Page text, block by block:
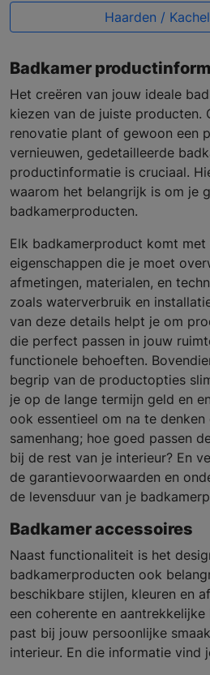
Haarden /
Badkamer
Het creëren van jouw ideale
kiezen van de juiste producten.
renovatie plant of gewoon een
vernieuwen, gedetailleerde
productinformatie is cruciaal.
waarom het belangrijk is om je
badkamerproducten.
Elk badkamerproduct komt met
eigenschappen die je moet
afmetingen, materialen, en
zoals waterverbruik en
van deze details helpt je om
die perfect passen in jouw
functionele behoeften.
begrip van de productopties
je op de lange termijn geld en
ook essentieel om na te
samenhang; hoe goed passen
bij de rest van je interieur? En
de garantievoorwaarden en
de levensduur van je
Badkamer accessoires
Naast functionaliteit is het
badkamerproducten ook
beschikbare stijlen, kleuren en
een coherente en
past bij jouw persoonlijke
interieur. En die informatie vind